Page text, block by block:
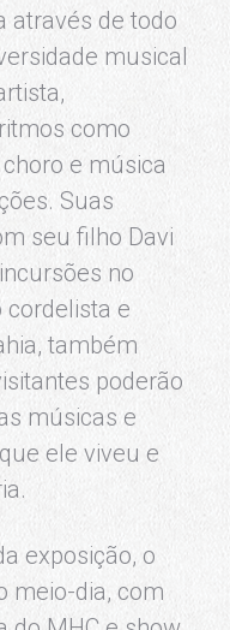
através de todo
musical
como
e música
Suas
seu filho Davi
no
e
também
poderão
músicas e
ele viveu e
exposição, o
meio-dia, com